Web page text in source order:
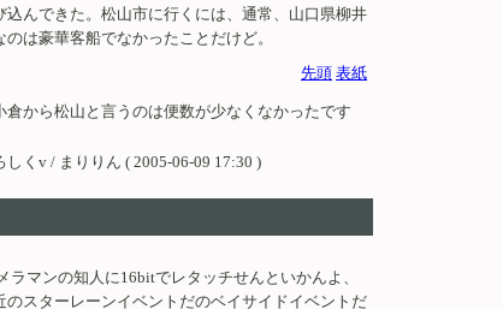
んできた。松山市に行くには、通常、山口県柳井
は豪華客船でなかったことだけど。
先頭 表紙
から松山と言うのは便数が少なくなかったです
くv / まりりん ( 2005-06-09 17:30 )
マンの知人に16bitでレタッチせんといかんよ、
スターレーンイベントだのベイサイドイベントだ